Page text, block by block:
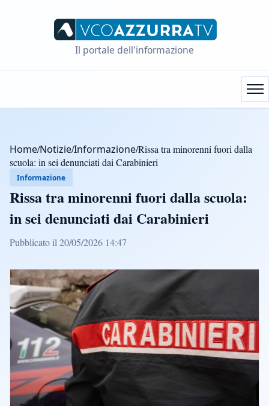
Il portale dell'informazione
Home/Notizie/Informazione/Rissa tra minorenni fuori dalla
scuola: in sei denunciati dai Carabinieri
Informazione
Rissa tra minorenni fuori dalla scuola:
in sei denunciati dai Carabinieri
Pubblicato il 20/05/2026 14:47